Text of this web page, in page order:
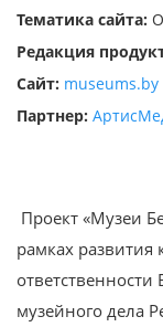
Тематика сайта:
Редакция
Сайт: museums.by
Партнер:
Проект «Музеи
рамках
музейного дела